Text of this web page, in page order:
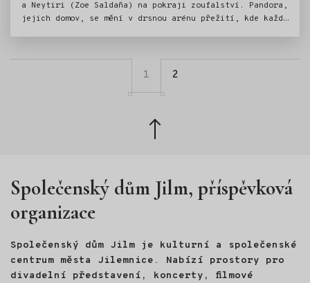
a Neytiri (Zoe Saldaña) na pokraji zoufalství. Pandora,
jejich domov, se mění v drsnou arénu přežití, kde každý
a jejich ambice ohrožují vše, co milují. V srdci
konfliktu musí Jake a Neytiri čelit nejen zlobě
každý souboj a každý okamžik odvahy může změnit osud
1 2
Zpět
nahoru
Společenský dům Jilm, příspěvková
organizace
Společenský dům Jilm je kulturní a společenské
centrum města Jilemnice. Nabízí prostory pro
divadelní představení, koncerty, filmové